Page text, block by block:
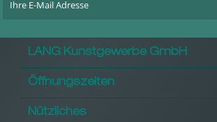
LANG Kunstgewerbe GmbH
Öffnungszeiten
Nützliches